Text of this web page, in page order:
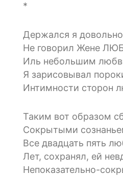
*
Держался я
Не говорил Жене
Иль небольшим
Я зарисовывал
Интимности сторон
Таким вот образом
Сокрытыми
Все двадцать пять
Лет, сохранял, ей
Непоказательно-